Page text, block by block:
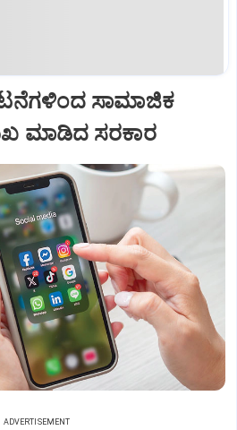
ಸಾಮಾಜಿಕ
ಮಾಡಿದ ಸರಕಾರ
ADVERTISEMENT